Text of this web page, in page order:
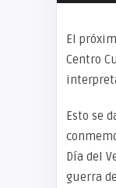
El
Centro
Esto se
Día del
guerra